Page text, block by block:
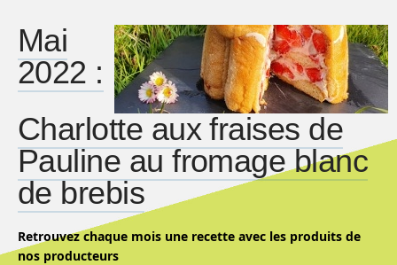
Mai
2022 :
Charlotte aux fraises de
Pauline au fromage blanc
de brebis
Retrouvez chaque mois une recette avec les produits de
nos producteurs